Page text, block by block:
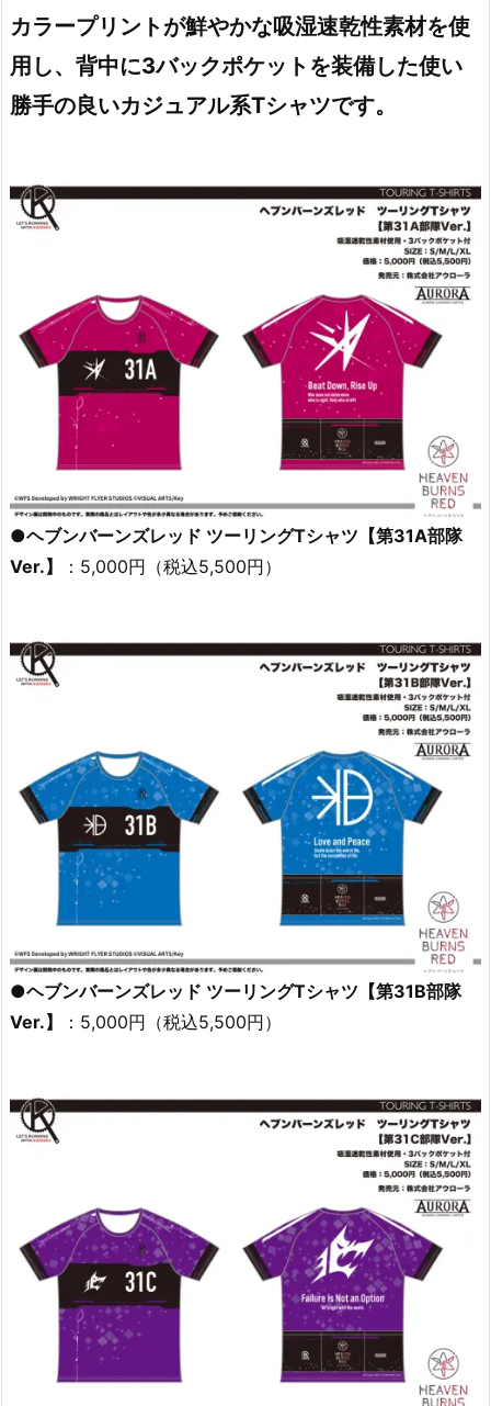
カラープリントが鮮やかな吸湿速乾性素材を使
用し、背中に3バックポケットを装備した使い
勝手の良いカジュアル系Tシャツです。
●ヘブンバーンズレッド ツーリングTシャツ【第31A部隊
Ver.】
：5,000円（税込5,500円）
●ヘブンバーンズレッド ツーリングTシャツ【第31B部隊
Ver.】
：5,000円（税込5,500円）